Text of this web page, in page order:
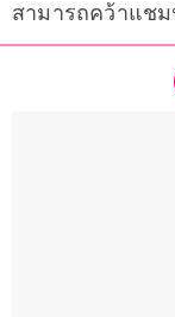
สามารถคว้าแช